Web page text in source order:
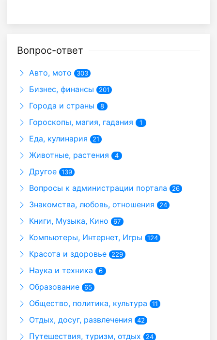
Вопрос-ответ
Авто, мото 303
Бизнес, финансы 201
Города и страны 8
Гороскопы, магия, гадания 1
Еда, кулинария 21
Животные, растения 4
Другое 139
Вопросы к администрации портала 26
Знакомства, любовь, отношения 24
Книги, Музыка, Кино 67
Компьютеры, Интернет, Игры 124
Красота и здоровье 229
Наука и техника 6
Образование 65
Общество, политика, культура 11
Отдых, досуг, развлечения 42
Путешествия, туризм, отдых 24